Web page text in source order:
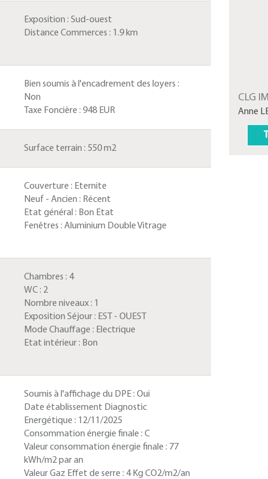
Exposition : Sud-ouest
Distance Commerces : 1.9 km
Bien soumis à l'encadrement des loyers :
Non
Taxe Foncière : 948 EUR
Surface terrain : 550 m2
Couverture : Eternite
Neuf - Ancien : Récent
Etat général : Bon Etat
Fenêtres : Aluminium Double Vitrage
Chambres : 4
WC : 2
Nombre niveaux : 1
Exposition Séjour : EST - OUEST
Mode Chauffage : Electrique
Etat intérieur : Bon
Soumis à l'affichage du DPE : Oui
Date établissement Diagnostic
Energétique : 12/11/2025
Consommation énergie finale : C
Valeur consommation énergie finale : 77
kWh/m2 par an
Valeur Gaz Effet de serre : 4 Kg CO2/m2/an
CLG
Anne